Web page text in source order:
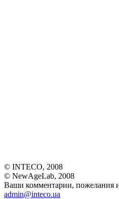
© INTECO, 2008
© NewAgeLab, 2008
Ваши комментарии, пожелания
admin@inteco.ua